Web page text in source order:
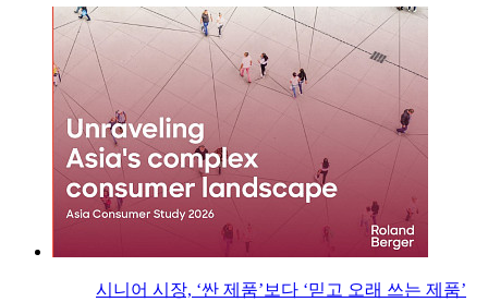
시니어 시장, ‘싼 제품’보다 ‘믿고 오래 쓰는 제품’